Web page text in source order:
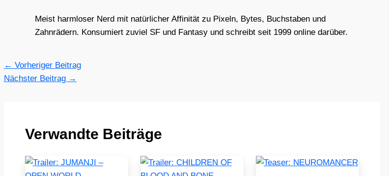
Meist harmloser Nerd mit natürlicher Affinität zu Pixeln, Bytes, Buchstaben und
Zahnrädern. Konsumiert zuviel SF und Fantasy und schreibt seit 1999 online darüber.
← Vorheriger Beitrag
Nächster Beitrag →
Verwandte Beiträge